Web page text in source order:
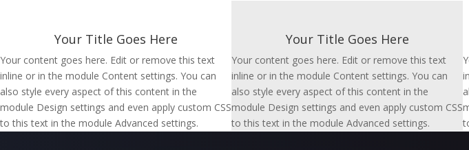
Your Title Goes Here
Your content goes here. Edit or remove this text
inline or in the module Content settings. You can
also style every aspect of this content in the
module Design settings and even apply custom CSS
to this text in the module Advanced settings.
Your Title Goes Here
Your content goes here. Edit or remove this text
inline or in the module Content settings. You can
also style every aspect of this content in the
module Design settings and even apply custom CSS
to this text in the module Advanced settings.